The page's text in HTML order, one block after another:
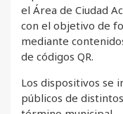
el Área de Ciudad
con el objetivo de
mediante
de códigos QR.
Los dispositivos se
públicos de